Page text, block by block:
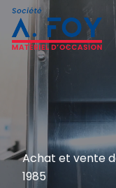
Achat et vente
1985